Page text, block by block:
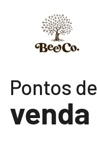
Pontos de
venda